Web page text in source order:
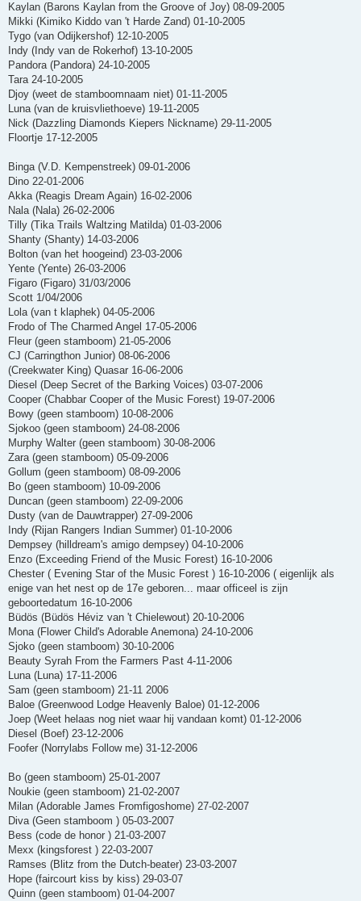
Kaylan (Barons Kaylan from the Groove of Joy) 08-09-2005
Mikki (Kimiko Kiddo van 't Harde Zand) 01-10-2005
Tygo (van Odijkershof) 12-10-2005
Indy (Indy van de Rokerhof) 13-10-2005
Pandora (Pandora) 24-10-2005
Tara 24-10-2005
Djoy (weet de stamboomnaam niet) 01-11-2005
Luna (van de kruisvliethoeve) 19-11-2005
Nick (Dazzling Diamonds Kiepers Nickname) 29-11-2005
Floortje 17-12-2005
Binga (V.D. Kempenstreek) 09-01-2006
Dino 22-01-2006
Akka (Reagis Dream Again) 16-02-2006
Nala (Nala) 26-02-2006
Tilly (Tika Trails Waltzing Matilda) 01-03-2006
Shanty (Shanty) 14-03-2006
Bolton (van het hoogeind) 23-03-2006
Yente (Yente) 26-03-2006
Figaro (Figaro) 31/03/2006
Scott 1/04/2006
Lola (van t klaphek) 04-05-2006
Frodo of The Charmed Angel 17-05-2006
Fleur (geen stamboom) 21-05-2006
CJ (Carringthon Junior) 08-06-2006
(Creekwater King) Quasar 16-06-2006
Diesel (Deep Secret of the Barking Voices) 03-07-2006
Cooper (Chabbar Cooper of the Music Forest) 19-07-2006
Bowy (geen stamboom) 10-08-2006
Sjokoo (geen stamboom) 24-08-2006
Murphy Walter (geen stamboom) 30-08-2006
Zara (geen stamboom) 05-09-2006
Gollum (geen stamboom) 08-09-2006
Bo (geen stamboom) 10-09-2006
Duncan (geen stamboom) 22-09-2006
Dusty (van de Dauwtrapper) 27-09-2006
Indy (Rijan Rangers Indian Summer) 01-10-2006
Dempsey (hilldream's amigo dempsey) 04-10-2006
Enzo (Exceeding Friend of the Music Forest) 16-10-2006
Chester ( Evening Star of the Music Forest ) 16-10-2006 ( eigenlijk als
enige van het nest op de 17e geboren... maar officeel is zijn
geboortedatum 16-10-2006
Büdös (Büdös Héviz van 't Chielewout) 20-10-2006
Mona (Flower Child's Adorable Anemona) 24-10-2006
Sjoko (geen stamboom) 30-10-2006
Beauty Syrah From the Farmers Past 4-11-2006
Luna (Luna) 17-11-2006
Sam (geen stamboom) 21-11 2006
Baloe (Greenwood Lodge Heavenly Baloe) 01-12-2006
Joep (Weet helaas nog niet waar hij vandaan komt) 01-12-2006
Diesel (Boef) 23-12-2006
Foofer (Norrylabs Follow me) 31-12-2006
Bo (geen stamboom) 25-01-2007
Noukie (geen stamboom) 21-02-2007
Milan (Adorable James Fromfigoshome) 27-02-2007
Diva (Geen stamboom ) 05-03-2007
Bess (code de honor ) 21-03-2007
Mexx (kingsforest ) 22-03-2007
Ramses (Blitz from the Dutch-beater) 23-03-2007
Hope (faircourt kiss by kiss) 29-03-07
Quinn (geen stamboom) 01-04-2007